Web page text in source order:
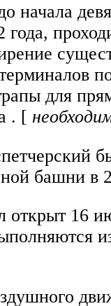
начала
для
. [
башни в
16